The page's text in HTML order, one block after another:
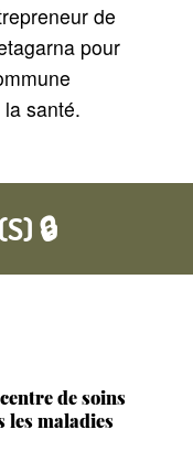
de
pour
santé.
🔒
de soins
les maladies